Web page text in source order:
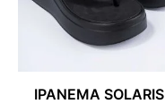
IPANEMA SOLARIS